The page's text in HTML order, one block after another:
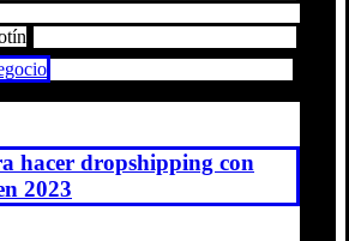
hacer dropshipping con
2023